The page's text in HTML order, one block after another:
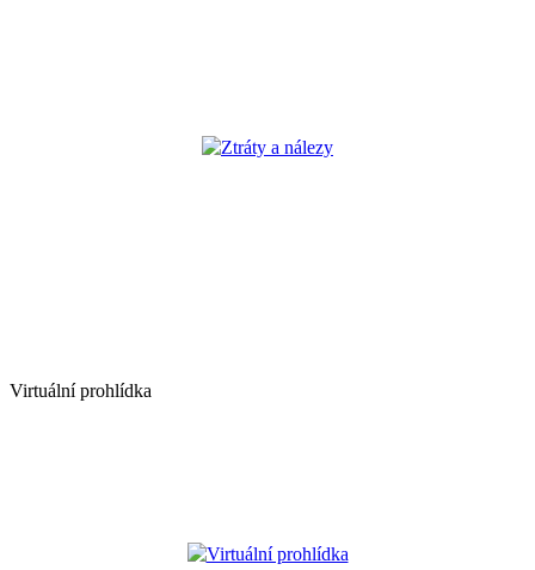
Ztráty a nálezy
Virtuální prohlídka
Virtuální prohlídka